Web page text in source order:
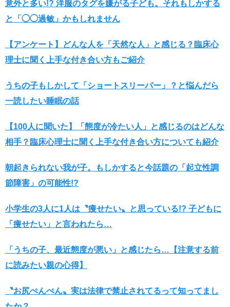
意外と多い!? 洋服のタグを嫌がる子ども。それもしかする
と「◯◯過敏」かもしれません
【アンケート】どんな人を「天然な人」と感じる？臨床心
理士に聞く上手な付き合い方もご紹介
うちの子もしかして「ショートスリーパー」？と悩んだら
一読したい睡眠の話
【100人に聞いた】「態度が冷たい人」と感じるのはどんな
相手？臨床心理士に聞く上手な付き合い方についても紹介
朝起きられない我が子。もしかすると今話題の「起立性調
節障害」の可能性!?
小学生の3人に1人は〝痩せたい〟と思っている!? 子どもに
「痩せたい」と言われたら…
「うちの子、最近態度が悪い」と感じたら…【注意する前
に読みたい親の心得】
〝お尻ぺんぺん〟実は法律で禁止されてるって知ってまし